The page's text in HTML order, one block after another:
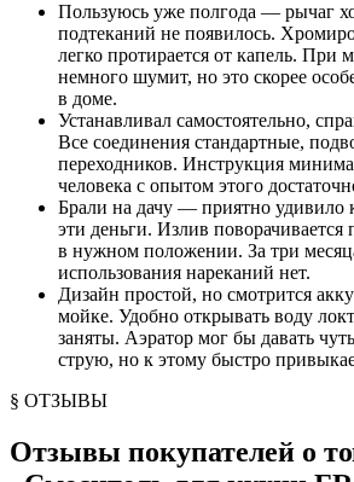
Пользуюсь уже полгода — рычаг
подтеканий не появилось.
легко протирается от капель. При
немного шумит, но это скорее
в доме.
Устанавливал самостоятельно,
Все соединения стандартные,
переходников. Инструкция
человека с опытом этого
Брали на дачу — приятно удивило
эти деньги. Излив поворачивается
в нужном положении. За три
использования нареканий нет.
Дизайн простой, но смотрится
мойке. Удобно открывать воду
заняты. Аэратор мог бы давать
струю, но к этому быстро
§ ОТЗЫВЫ
Отзывы покупателей о